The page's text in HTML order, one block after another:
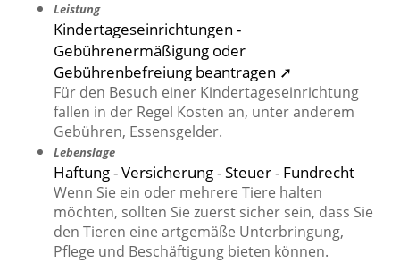
Leistung
Kindertageseinrichtungen -
Gebührenermäßigung oder
Gebührenbefreiung beantragen ➚
Für den Besuch einer Kindertageseinrichtung
fallen in der Regel Kosten an, unter anderem
Gebühren, Essensgelder.
Lebenslage
Haftung - Versicherung - Steuer - Fundrecht
Wenn Sie ein oder mehrere Tiere halten
möchten, sollten Sie zuerst sicher sein, dass Sie
den Tieren eine artgemäße Unterbringung,
Pflege und Beschäftigung bieten können.